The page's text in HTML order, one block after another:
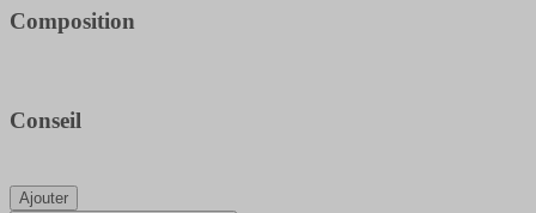
Composition
Conseil
Ajouter